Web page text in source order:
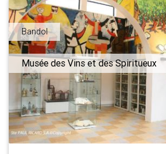
Bandol
Musée des Vins et des Spiritueux